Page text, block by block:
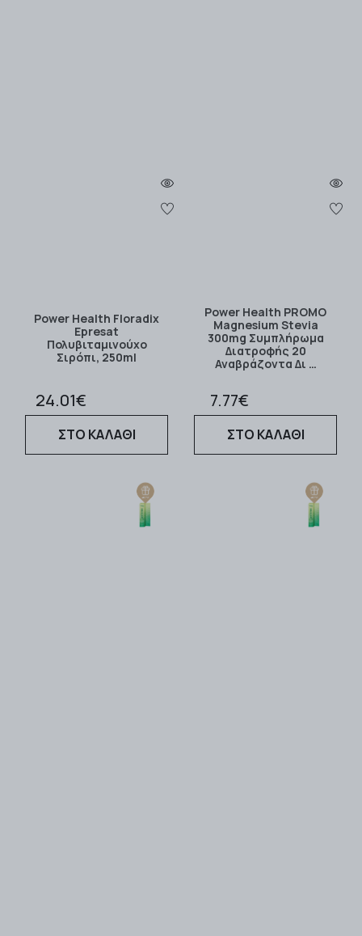
Power Health Floradix
Epresat
Πολυβιταμινούχο
Σιρόπι, 250ml
24.01€
ΣΤΟ ΚΑΛΑΘΙ
Power Health PROMO
Magnesium Stevia
300mg Συμπλήρωμα
Διατροφής 20
Αναβράζοντα Δι …
7.77€
ΣΤΟ ΚΑΛΑΘΙ